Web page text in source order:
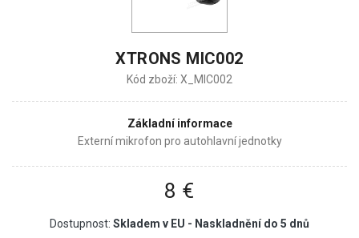
XTRONS MIC002
Kód zboží: X_MIC002
Základní informace
Externí mikrofon pro autohlavní jednotky
8 €
Dostupnost: Skladem v EU - Naskladnění do 5 dnů